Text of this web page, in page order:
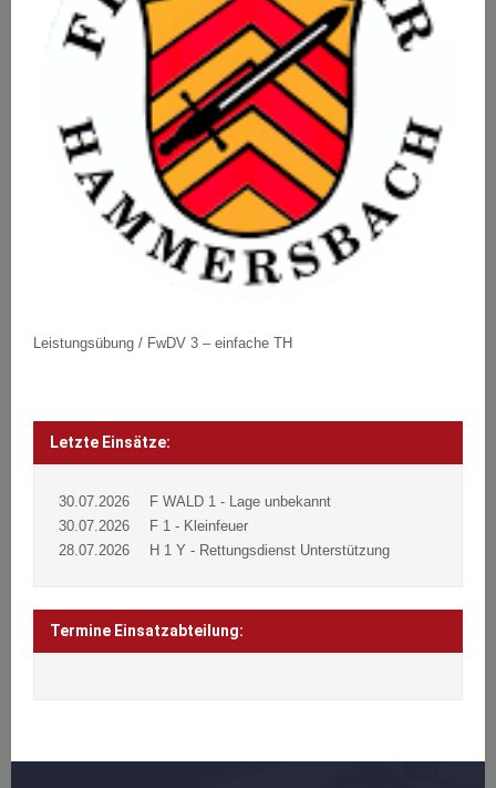
Leistungsübung / FwDV 3 – einfache TH
Post
navigation
Beitragsnavigation
Letzte Einsätze:
30.07.2026
F WALD 1 - Lage unbekannt
30.07.2026
F 1 - Kleinfeuer
28.07.2026
H 1 Y - Rettungsdienst Unterstützung
Termine Einsatzabteilung: